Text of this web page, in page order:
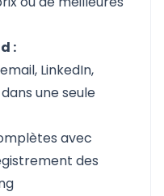
:
LinkedIn,
une seule
avec
des